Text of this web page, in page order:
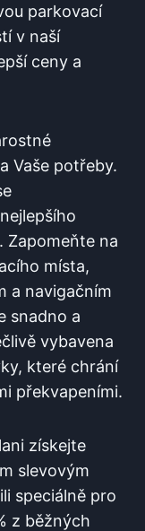
parkovací
v naší
ceny a
Vaše potřeby.
Zapomeňte na
místa,
a navigačním
snadno a
vybavena
které chrání
překvapeními.
získejte
slevovým
speciálně pro
z běžných